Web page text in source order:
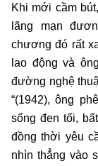
Khi mới cầm
lãng mạn
chương đó rất
lao động và
đường nghệ
“(1942), ông
sống đen tối,
đồng thời yêu
nhìn thẳng vào